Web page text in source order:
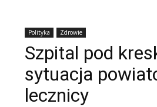
Polityka Zdrowie
Szpital pod
sytuacja
lecznicy